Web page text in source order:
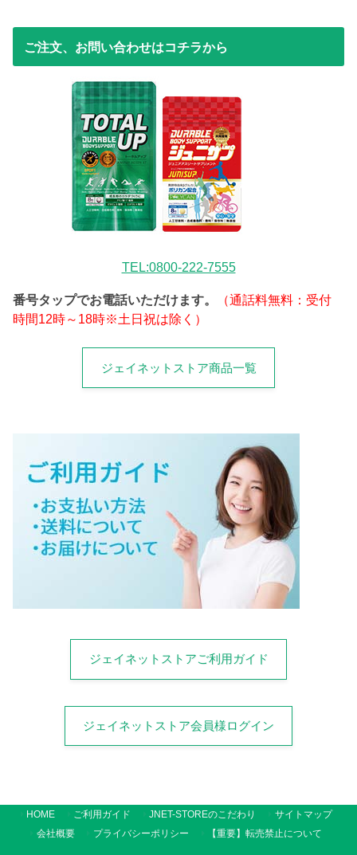
ご注文、お問い合わせはコチラから
TEL:0800-222-7555
番号タップでお電話いただけます。
（通話料無料：受付
時間12時～18時※土日祝は除く）
ジェイネットストア商品一覧
ジェイネットストアご利用ガイド
ジェイネットストア会員様ログイン
HOME ご利用ガイド JNET-STOREのこだわり
サイトマップ
会社概要
プライバシーポリシー 【重要】転売禁止について